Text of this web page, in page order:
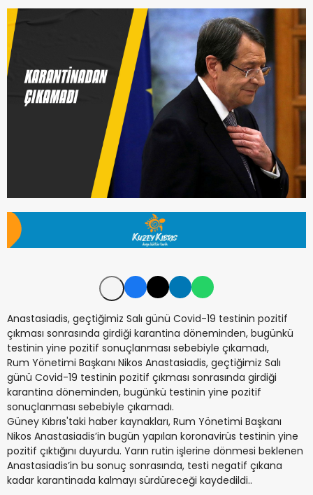
Anastasiadis, geçtiğimiz Salı günü Covid-19 testinin pozitif
çıkması sonrasında girdiği karantina döneminden, bugünkü
testinin yine pozitif sonuçlanması sebebiyle çıkamadı,
Rum Yönetimi Başkanı Nikos Anastasiadis, geçtiğimiz Salı
günü Covid-19 testinin pozitif çıkması sonrasında girdiği
karantina döneminden, bugünkü testinin yine pozitif
sonuçlanması sebebiyle çıkamadı.
Güney Kıbrıs'taki haber kaynakları, Rum Yönetimi Başkanı
Nikos Anastasiadis’in bugün yapılan koronavirüs testinin yine
pozitif çıktığını duyurdu. Yarın rutin işlerine dönmesi beklenen
Anastasiadis’in bu sonuç sonrasında, testi negatif çıkana
kadar karantinada kalmayı sürdüreceği kaydedildi..